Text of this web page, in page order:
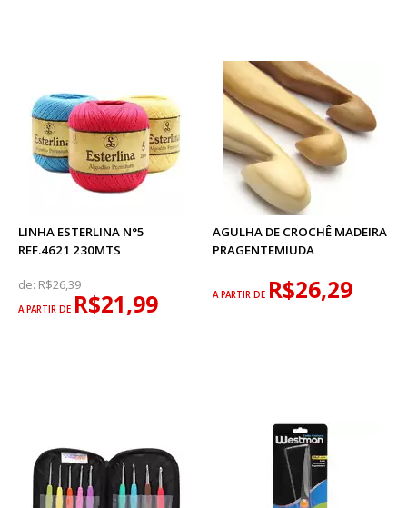
LINHA ESTERLINA N°5
REF.4621 230MTS
de: R$26,39
A PARTIR DE R$21,99
AGULHA DE CROCHÊ MADEIRA
PRAGENTEMIUDA
A PARTIR DE R$26,29